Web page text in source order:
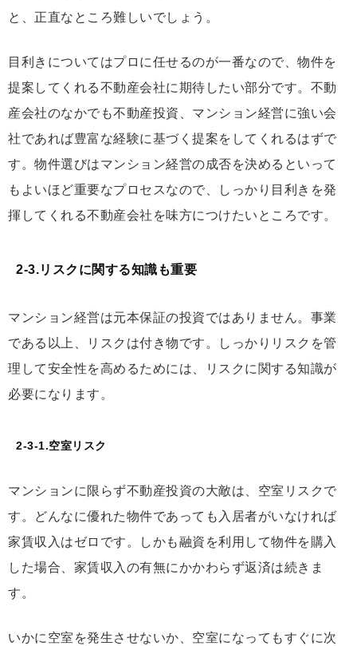
と、正直なところ難しいでしょう。
目利きについてはプロに任せるのが一番なので、物件を
提案してくれる不動産会社に期待したい部分です。不動
産会社のなかでも不動産投資、マンション経営に強い会
社であれば豊富な経験に基づく提案をしてくれるはずで
す。物件選びはマンション経営の成否を決めるといって
もよいほど重要なプロセスなので、しっかり目利きを発
揮してくれる不動産会社を味方につけたいところです。
2-3.リスクに関する知識も重要
マンション経営は元本保証の投資ではありません。事業
である以上、リスクは付き物です。しっかりリスクを管
理して安全性を高めるためには、リスクに関する知識が
必要になります。
2-3-1.空室リスク
マンションに限らず不動産投資の大敵は、空室リスクで
す。どんなに優れた物件であっても入居者がいなければ
家賃収入はゼロです。しかも融資を利用して物件を購入
した場合、家賃収入の有無にかかわらず返済は続きま
す。
いかに空室を発生させないか、空室になってもすぐに次